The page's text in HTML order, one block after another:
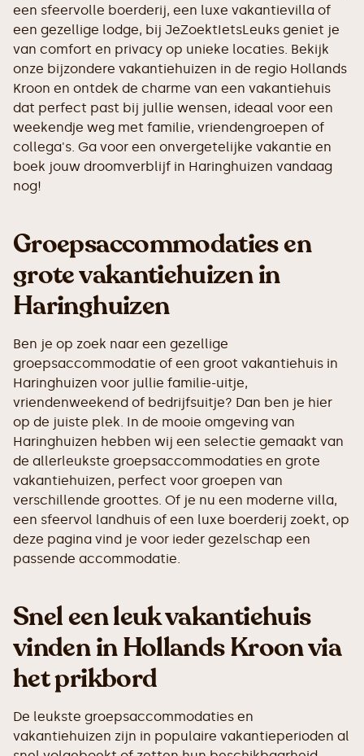
een sfeervolle boerderij, een luxe vakantievilla of
een gezellige lodge, bij JeZoektIetsLeuks geniet je
van comfort en privacy op unieke locaties. Bekijk
onze bijzondere vakantiehuizen in de regio Hollands
Kroon en ontdek de charme van een vakantiehuis
dat perfect past bij jullie wensen, ideaal voor een
weekendje weg met familie, vriendengroepen of
collega's. Ga voor een onvergetelijke vakantie en
boek jouw droomverblijf in Haringhuizen vandaag
nog!
Groepsaccommodaties en
grote vakantiehuizen in
Haringhuizen
Ben je op zoek naar een gezellige
groepsaccommodatie of een groot vakantiehuis in
Haringhuizen voor jullie familie-uitje,
vriendenweekend of bedrijfsuitje? Dan ben je hier
op de juiste plek. In de mooie omgeving van
Haringhuizen hebben wij een selectie gemaakt van
de allerleukste groepsaccommodaties en grote
vakantiehuizen, perfect voor groepen van
verschillende groottes. Of je nu een moderne villa,
een sfeervol landhuis of een luxe boerderij zoekt, op
deze pagina vind je voor ieder gezelschap een
passende accommodatie.
Snel een leuk vakantiehuis
vinden in Hollands Kroon via
het prikbord
De leukste groepsaccommodaties en
vakantiehuizen zijn in populaire vakantieperioden al